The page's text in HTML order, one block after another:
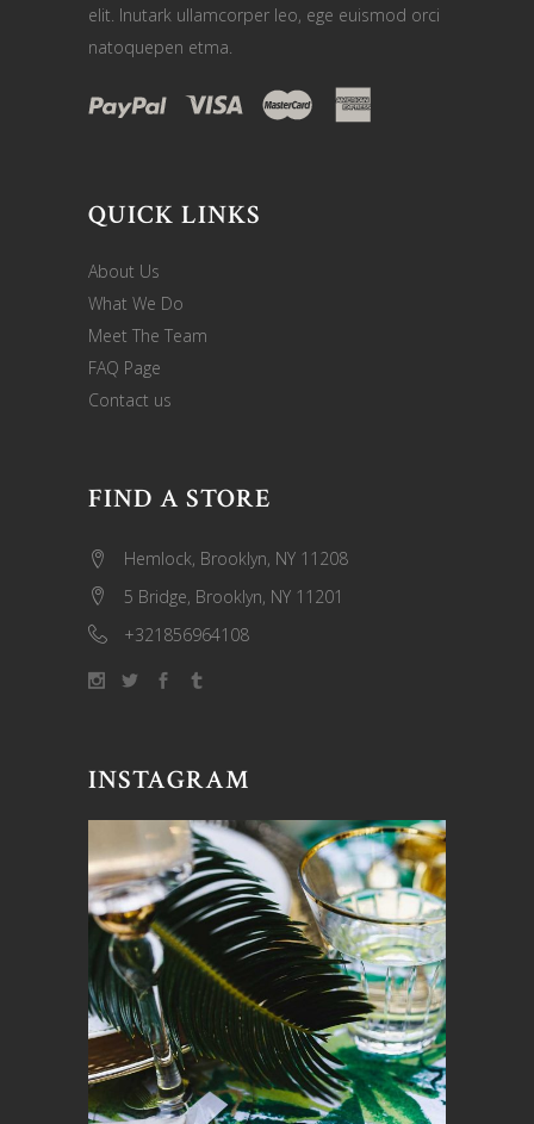
elit. Inutark ullamcorper leo, ege euismod orci
natoquepen etma.
QUICK LINKS
About Us
What We Do
Meet The Team
FAQ Page
Contact us
FIND A STORE
Hemlock, Brooklyn, NY 11208
5 Bridge, Brooklyn, NY 11201
+321856964108
INSTAGRAM